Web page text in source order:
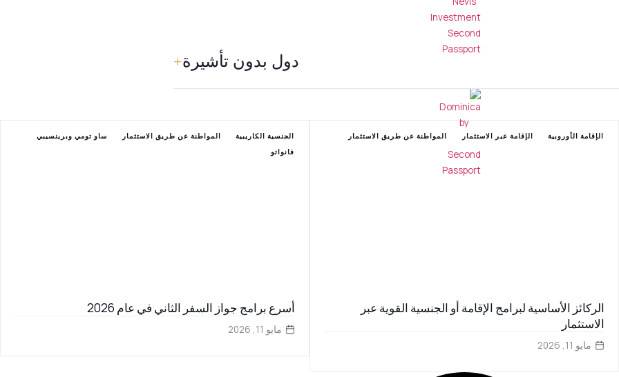
دول بدون تأشيرة+
بدون تأشيرة إلى جميع دول شنغن
الإقامة الأوروبية الإقامة عبر الاستثمار المواطنة عن طريق الاستثمار
الركائز الأساسية لبرامج الإقامة أو الجنسية القوية عبر
الاستثمار
مايو 11, 2026
الجنسية الكاريبية المواطنة عن طريق الاستثمار
ساو تومي وبرينسيبي
فانواتو
أسرع برامج جواز السفر الثاني في عام 2026
مايو 11, 2026